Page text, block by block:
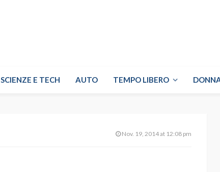
SCIENZE E TECH AUTO TEMPO LIBERO
Nov. 19, 2014 at 12:08 pm